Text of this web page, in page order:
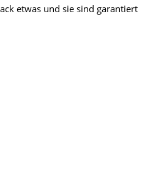
etwas und sie sind garantiert